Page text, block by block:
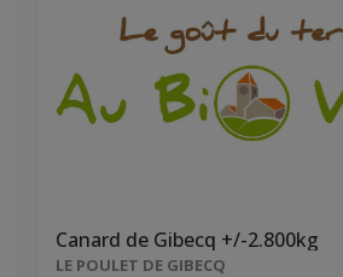
Canard de Gibecq +/-2.800kg
LE POULET DE GIBECQ